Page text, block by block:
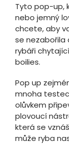
Tyto pop-up,
nebo jemný
chcete, aby
se nezabořila
rybáři
boilies.
Pop up
mnoha
olůvkem
plovoucí
která se
může ryba